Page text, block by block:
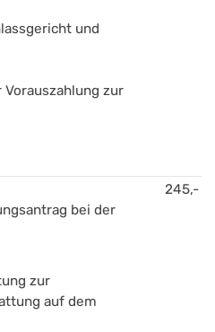
und
Vorauszahlung zur
bei der
zur
auf dem
245,-